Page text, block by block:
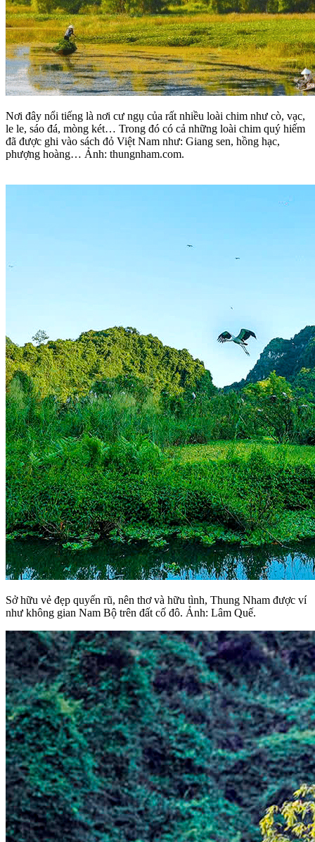
Nơi đây nổi tiếng là nơi cư ngụ của rất nhiều loài chim như cò, vạc,
le le, sáo đá, mòng két… Trong đó có cả những loài chim quý hiếm
đã được ghi vào sách đỏ Việt Nam như: Giang sen, hồng hạc,
phượng hoàng… Ảnh: thungnham.com.
Sở hữu vẻ đẹp quyến rũ, nên thơ và hữu tình, Thung Nham được ví
như không gian Nam Bộ trên đất cố đô. Ảnh: Lâm Quế.